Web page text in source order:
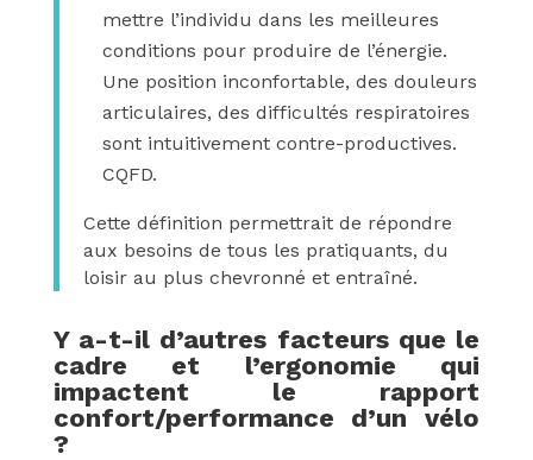
mettre l’individu dans les meilleures
conditions pour produire de l’énergie.
Une position inconfortable, des douleurs
articulaires, des difficultés respiratoires
sont intuitivement contre-productives.
CQFD.
Cette définition permettrait de répondre
aux besoins de tous les pratiquants, du
loisir au plus chevronné et entraîné.
Y a-t-il d’autres facteurs que le
cadre et l’ergonomie qui
impactent le rapport
confort/performance d’un vélo
?